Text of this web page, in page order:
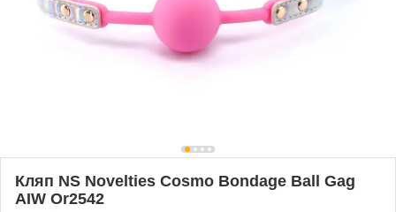
Кляп NS Novelties Cosmo Bondage Ball Gag
AIW Or2542